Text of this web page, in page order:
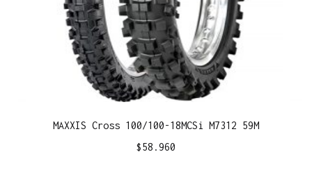
MAXXIS Cross 100/100-18MCSi M7312 59M
$58.960